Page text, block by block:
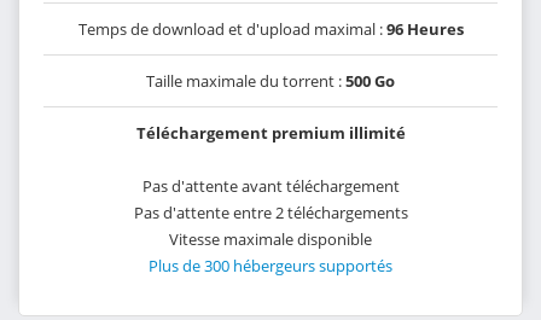
Temps de download et d'upload maximal :96 Heures
Taille maximale du torrent :500 Go
Téléchargement premium illimité
Pas d'attente avant téléchargement
Pas d'attente entre 2 téléchargements
Vitesse maximale disponible
Plus de 300 hébergeurs supportés